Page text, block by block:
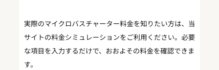
実際のマイクロバスチャーター料金を知りたい方は、当
サイトの料金シミュレーションをご利用ください。必要
な項目を入力するだけで、おおよその料金を確認できま
す。